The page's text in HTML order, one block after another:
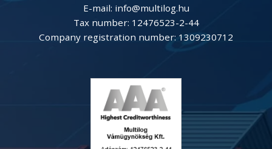
E-mail: info@multilog.hu
Tax number: 12476523-2-44
Company registration number: 1309230712